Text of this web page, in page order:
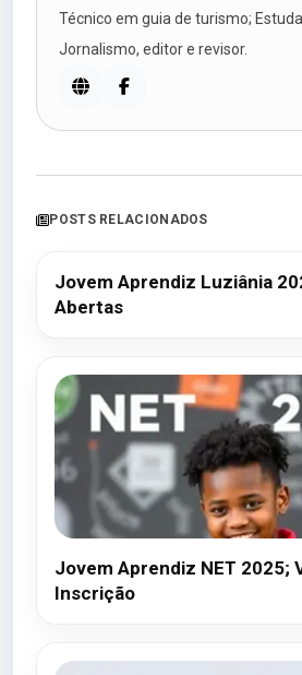
Técnico em guia de turismo;
Jornalismo, editor e revisor.
POSTS RELACIONADOS
Jovem Aprendiz Luziânia
Abertas
Jovem Aprendiz NET 2025;
Inscrição